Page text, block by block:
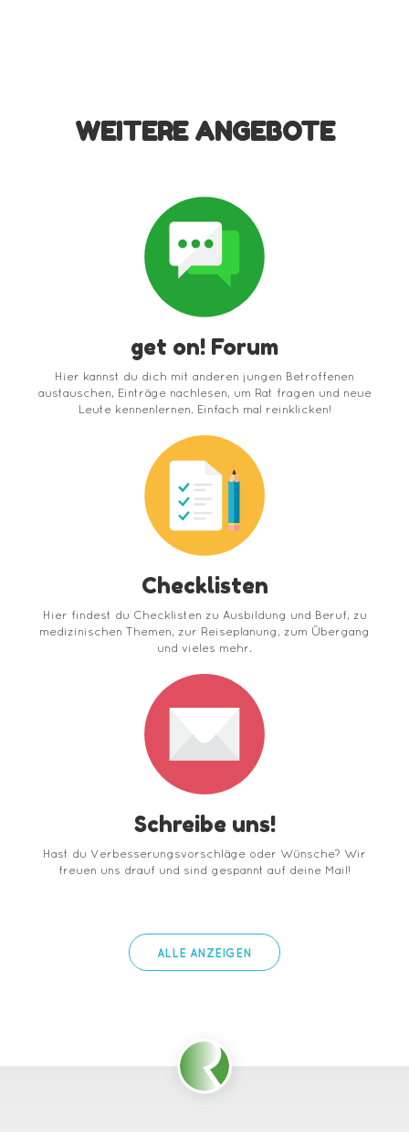
WEITERE ANGEBOTE
get on! Forum
Hier kannst du dich mit anderen jungen Betroffenen
austauschen, Einträge nachlesen, um Rat fragen und neue
Leute kennenlernen. Einfach mal reinklicken!
Checklisten
Hier findest du Checklisten zu Ausbildung und Beruf, zu
medizinischen Themen, zur Reiseplanung, zum Übergang
und vieles mehr.
Schreibe uns!
Hast du Verbesserungsvorschläge oder Wünsche? Wir
freuen uns drauf und sind gespannt auf deine Mail!
ALLE ANZEIGEN